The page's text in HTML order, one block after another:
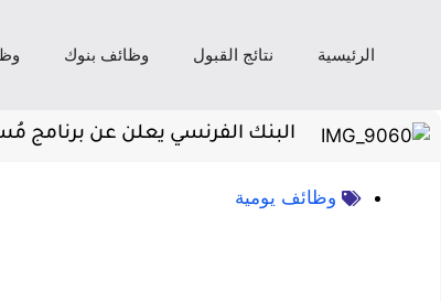
الرئيسية نتائج القبول وظائف بنوك
البنك الفرنسي يعلن عن برنامج
وظائف يومية